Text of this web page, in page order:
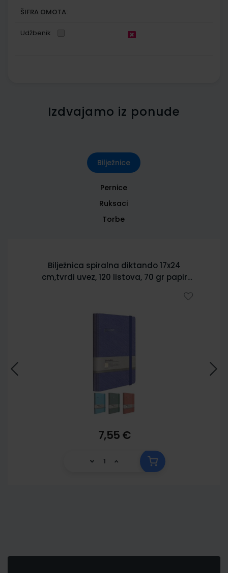
ŠIFRA OMOTA:
Udžbenik
Izdvajamo iz ponude
Bilježnice
Pernice
Ruksaci
Torbe
Bilježnica spiralna diktando 17x24
cm,tvrdi uvez, 120 listova, 70 gr papir
7,55 €